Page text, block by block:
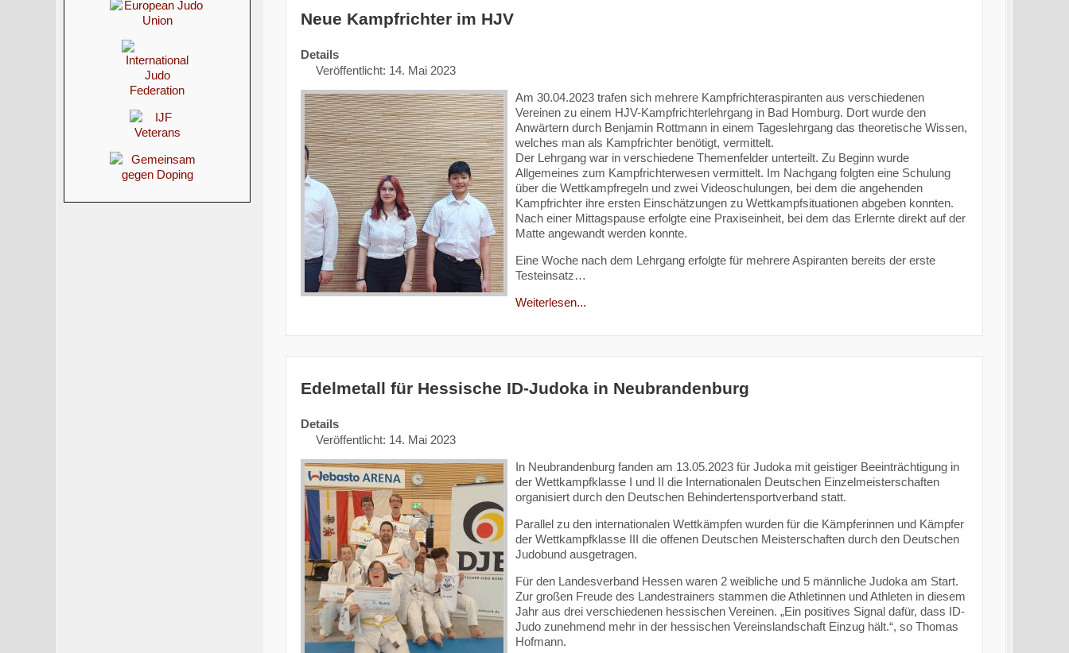
Neue Kampfrichter im HJV
Details
Veröffentlicht: 14. Mai 2023
Am 30.04.2023 trafen sich mehrere Kampfrichteraspiranten aus verschiedenen
Vereinen zu einem HJV-Kampfrichterlehrgang in Bad Homburg. Dort wurde den
Anwärtern durch Benjamin Rottmann in einem Tageslehrgang das theoretische Wissen,
welches man als Kampfrichter benötigt, vermittelt.
Der Lehrgang war in verschiedene Themenfelder unterteilt. Zu Beginn wurde
Allgemeines zum Kampfrichterwesen vermittelt. Im Nachgang folgten eine Schulung
über die Wettkampfregeln und zwei Videoschulungen, bei dem die angehenden
Kampfrichter ihre ersten Einschätzungen zu Wettkampfsituationen abgeben konnten.
Nach einer Mittagspause erfolgte eine Praxiseinheit, bei dem das Erlernte direkt auf der
Matte angewandt werden konnte.
Eine Woche nach dem Lehrgang erfolgte für mehrere Aspiranten bereits der erste
Testeinsatz…
Weiterlesen...
Edelmetall für Hessische ID-Judoka in Neubrandenburg
Details
Veröffentlicht: 14. Mai 2023
In Neubrandenburg fanden am 13.05.2023 für Judoka mit geistiger Beeinträchtigung in
der Wettkampfklasse I und II die Internationalen Deutschen Einzelmeisterschaften
organisiert durch den Deutschen Behindertensportverband statt.
Parallel zu den internationalen Wettkämpfen wurden für die Kämpferinnen und Kämpfer
der Wettkampfklasse III die offenen Deutschen Meisterschaften durch den Deutschen
Judobund ausgetragen.
Für den Landesverband Hessen waren 2 weibliche und 5 männliche Judoka am Start.
Zur großen Freude des Landestrainers stammen die Athletinnen und Athleten in diesem
Jahr aus drei verschiedenen hessischen Vereinen. „Ein positives Signal dafür, dass ID-
Judo zunehmend mehr in der hessischen Vereinslandschaft Einzug hält.“, so Thomas
Hofmann.